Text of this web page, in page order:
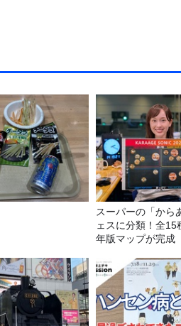
スーパーの「から
ェスに分類！全15
年版マップが完成